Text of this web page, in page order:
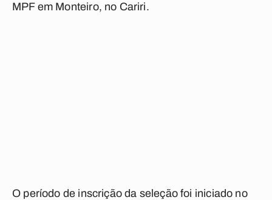
MPF em Monteiro, no Cariri.
O período de inscrição da seleção foi iniciado no